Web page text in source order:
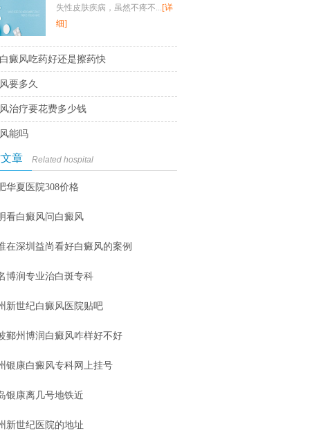
失性皮肤疾病，虽然不疼不...[详
细]
癜风吃药好还是擦药快
要多久
治疗要花费多少钱
能吗
章 Related hospital
华夏医院308价格
看白癜风问白癜风
在深圳益尚看好白癜风的案例
博润专业治白斑专科
新世纪白癜风医院贴吧
鄞州博润白癜风咋样好不好
银康白癜风专科网上挂号
银康离几号地铁近
新世纪医院的地址